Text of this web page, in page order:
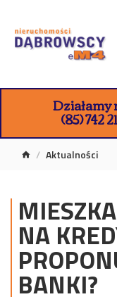
Działamy
(85) 742
Aktualności
NA
BANKI?